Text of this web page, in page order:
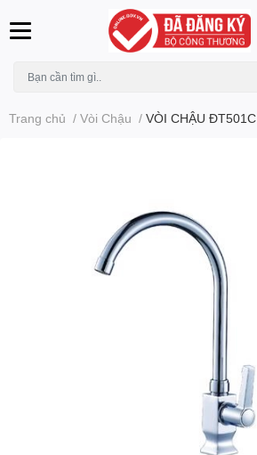
Trang chủ / Vòi Chậu / VÒI CHẬU ĐT501C